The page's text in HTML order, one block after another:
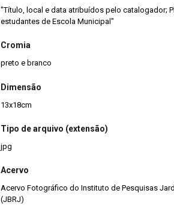
"Título, local e data atribuídos pelo catalogador;
estudantes de Escola Municipal"
Cromia
preto e branco
Dimensão
13x18cm
Tipo de arquivo (extensão)
jpg
Acervo
Acervo Fotográfico do Instituto de Pesquisas
(JBRJ)